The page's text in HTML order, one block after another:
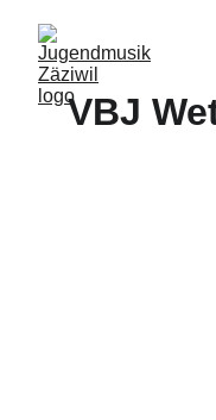
VBJ